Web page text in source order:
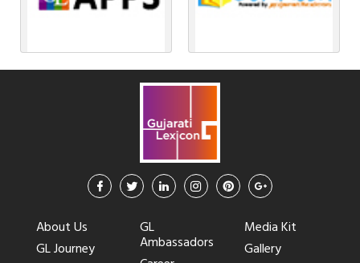
About Us
GL Journey
GL
Ambassadors
Media Kit
Gallery